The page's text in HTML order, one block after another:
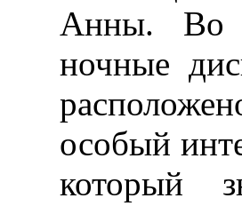
Анны. Во
ночные
особый
который